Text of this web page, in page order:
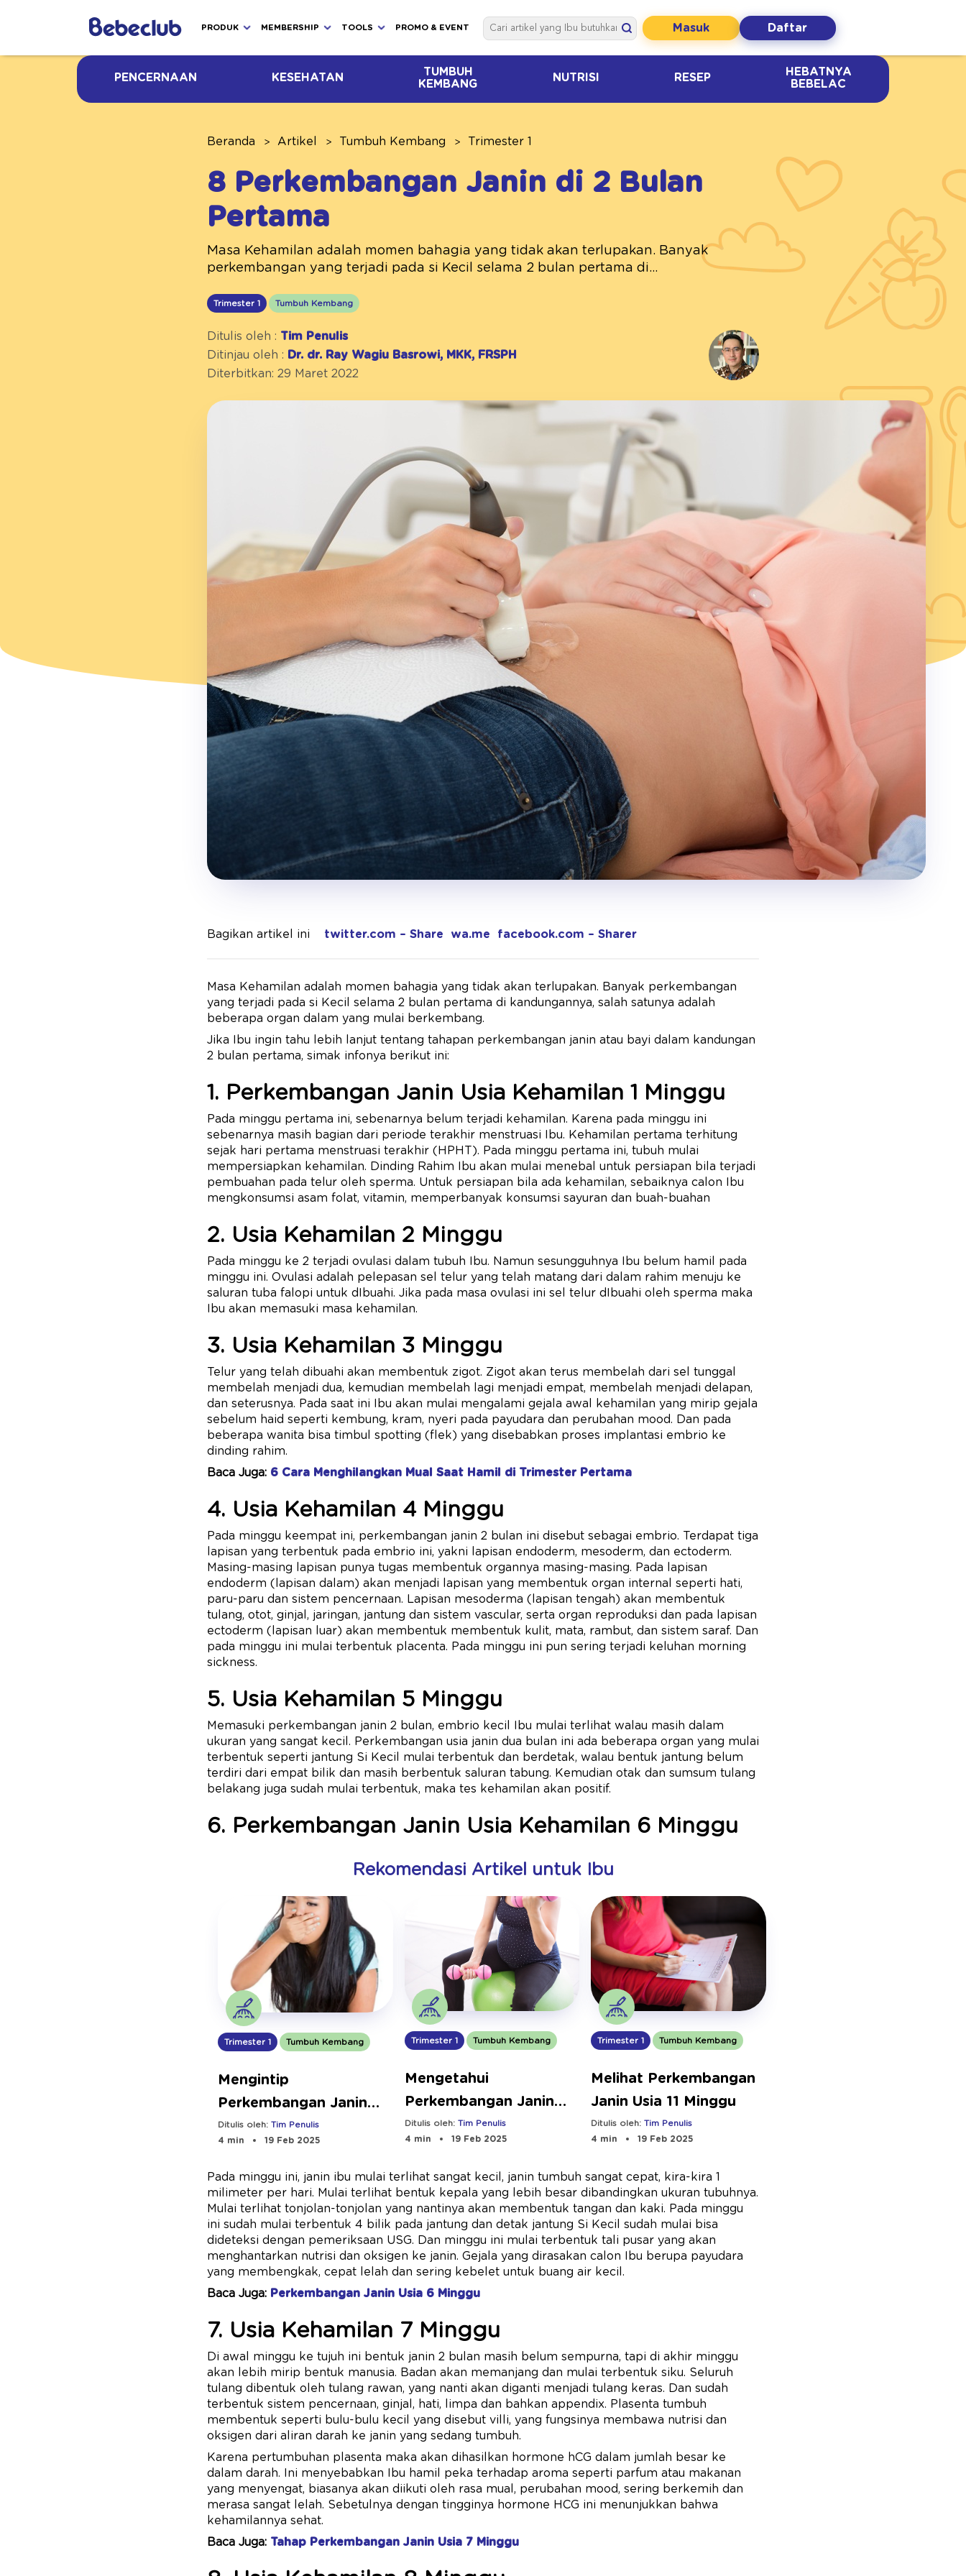
PRODUK MEMBERSHIP TOOLS PROMO & EVENT Masuk Daftar
PENCERNAAN KESEHATAN
TUMBUH
KEMBANG
NUTRISI RESEP
HEBATNYA
BEBELAC
Beranda Artikel Tumbuh Kembang Trimester 1
8 Perkembangan Janin di 2 Bulan
Pertama
Masa Kehamilan adalah momen bahagia yang tidak akan terlupakan. Banyak
perkembangan yang terjadi pada si Kecil selama 2 bulan pertama di...
Trimester 1 Tumbuh Kembang
Ditulis oleh : Tim Penulis
Ditinjau oleh :
Dr. dr. Ray Wagiu Basrowi, MKK, FRSPH
Diterbitkan: 29 Maret 2022
Bagikan artikel ini twitter.com – Share wa.me facebook.com – Sharer
Masa Kehamilan adalah momen bahagia yang tidak akan terlupakan. Banyak perkembangan
yang terjadi pada si Kecil selama 2 bulan pertama di kandungannya, salah satunya adalah
beberapa organ dalam yang mulai berkembang.
Jika Ibu ingin tahu lebih lanjut tentang tahapan perkembangan janin atau bayi dalam kandungan
2 bulan pertama, simak infonya berikut ini:
1. Perkembangan Janin Usia Kehamilan 1 Minggu
Pada minggu pertama ini, sebenarnya belum terjadi kehamilan. Karena pada minggu ini
sebenarnya masih bagian dari periode terakhir menstruasi Ibu. Kehamilan pertama terhitung
sejak hari pertama menstruasi terakhir (HPHT). Pada minggu pertama ini, tubuh mulai
mempersiapkan kehamilan. Dinding Rahim Ibu akan mulai menebal untuk persiapan bila terjadi
pembuahan pada telur oleh sperma. Untuk persiapan bila ada kehamilan, sebaiknya calon Ibu
mengkonsumsi asam folat, vitamin, memperbanyak konsumsi sayuran dan buah-buahan
2. Usia Kehamilan 2 Minggu
Pada minggu ke 2 terjadi ovulasi dalam tubuh Ibu. Namun sesungguhnya Ibu belum hamil pada
minggu ini. Ovulasi adalah pelepasan sel telur yang telah matang dari dalam rahim menuju ke
saluran tuba falopi untuk dIbuahi. Jika pada masa ovulasi ini sel telur dIbuahi oleh sperma maka
Ibu akan memasuki masa kehamilan.
3. Usia Kehamilan 3 Minggu
Telur yang telah dibuahi akan membentuk zigot. Zigot akan terus membelah dari sel tunggal
membelah menjadi dua, kemudian membelah lagi menjadi empat, membelah menjadi delapan,
dan seterusnya. Pada saat ini Ibu akan mulai mengalami gejala awal kehamilan yang mirip gejala
sebelum haid seperti kembung, kram, nyeri pada payudara dan perubahan mood. Dan pada
beberapa wanita bisa timbul spotting (flek) yang disebabkan proses implantasi embrio ke
dinding rahim.
Baca Juga: 6 Cara Menghilangkan Mual Saat Hamil di Trimester Pertama
4. Usia Kehamilan 4 Minggu
Pada minggu keempat ini, perkembangan janin 2 bulan ini disebut sebagai embrio. Terdapat tiga
lapisan yang terbentuk pada embrio ini, yakni lapisan endoderm, mesoderm, dan ectoderm.
Masing-masing lapisan punya tugas membentuk organnya masing-masing. Pada lapisan
endoderm (lapisan dalam) akan menjadi lapisan yang membentuk organ internal seperti hati,
paru-paru dan sistem pencernaan. Lapisan mesoderma (lapisan tengah) akan membentuk
tulang, otot, ginjal, jaringan, jantung dan sistem vascular, serta organ reproduksi dan pada lapisan
ectoderm (lapisan luar) akan membentuk membentuk kulit, mata, rambut, dan sistem saraf. Dan
pada minggu ini mulai terbentuk placenta. Pada minggu ini pun sering terjadi keluhan morning
sickness.
5. Usia Kehamilan 5 Minggu
Memasuki perkembangan janin 2 bulan, embrio kecil Ibu mulai terlihat walau masih dalam
ukuran yang sangat kecil. Perkembangan usia janin dua bulan ini ada beberapa organ yang mulai
terbentuk seperti jantung Si Kecil mulai terbentuk dan berdetak, walau bentuk jantung belum
terdiri dari empat bilik dan masih berbentuk saluran tabung. Kemudian otak dan sumsum tulang
belakang juga sudah mulai terbentuk, maka tes kehamilan akan positif.
6. Perkembangan Janin Usia Kehamilan 6 Minggu
Rekomendasi Artikel untuk Ibu
Trimester 1 Tumbuh Kembang
Mengintip
Perkembangan Janin
Usia 8 Minggu
Ditulis oleh: Tim Penulis
4 min
19 Feb 2025
Trimester 1 Tumbuh Kembang
Mengetahui
Perkembangan Janin
Usia 9 Minggu
Ditulis oleh: Tim Penulis
4 min
19 Feb 2025
Trimester 1 Tumbuh Kembang
Melihat Perkembangan
Janin Usia 11 Minggu
Ditulis oleh:Tim Penulis
4 min
19 Feb 2025
Pada minggu ini, janin ibu mulai terlihat sangat kecil, janin tumbuh sangat cepat, kira-kira 1
milimeter per hari. Mulai terlihat bentuk kepala yang lebih besar dibandingkan ukuran tubuhnya.
Mulai terlihat tonjolan-tonjolan yang nantinya akan membentuk tangan dan kaki. Pada minggu
ini sudah mulai terbentuk 4 bilik pada jantung dan detak jantung Si Kecil sudah mulai bisa
dideteksi dengan pemeriksaan USG. Dan minggu ini mulai terbentuk tali pusar yang akan
menghantarkan nutrisi dan oksigen ke janin. Gejala yang dirasakan calon Ibu berupa payudara
yang membengkak, cepat lelah dan sering kebelet untuk buang air kecil.
Baca Juga: Perkembangan Janin Usia 6 Minggu
7. Usia Kehamilan 7 Minggu
Di awal minggu ke tujuh ini bentuk janin 2 bulan masih belum sempurna, tapi di akhir minggu
akan lebih mirip bentuk manusia. Badan akan memanjang dan mulai terbentuk siku. Seluruh
tulang dibentuk oleh tulang rawan, yang nanti akan diganti menjadi tulang keras. Dan sudah
terbentuk sistem pencernaan, ginjal, hati, limpa dan bahkan appendix. Plasenta tumbuh
membentuk seperti bulu-bulu kecil yang disebut villi, yang fungsinya membawa nutrisi dan
oksigen dari aliran darah ke janin yang sedang tumbuh.
Karena pertumbuhan plasenta maka akan dihasilkan hormone hCG dalam jumlah besar ke
dalam darah. Ini menyebabkan Ibu hamil peka terhadap aroma seperti parfum atau makanan
yang menyengat, biasanya akan diikuti oleh rasa mual, perubahan mood, sering berkemih dan
merasa sangat lelah. Sebetulnya dengan tingginya hormone HCG ini menunjukkan bahwa
kehamilannya sehat.
Baca Juga: Tahap Perkembangan Janin Usia 7 Minggu